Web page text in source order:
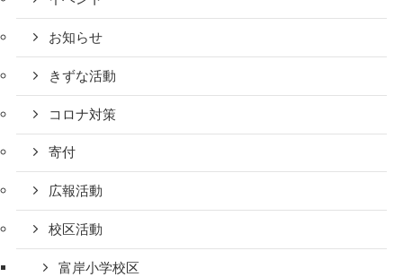
お知らせ
きずな活動
コロナ対策
寄付
広報活動
校区活動
富岸小学校区